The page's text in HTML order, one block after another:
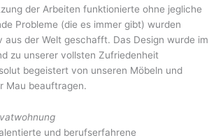
der Arbeiten funktionierte ohne jegliche
Probleme (die es immer gibt) wurden
aus der Welt geschafft. Das Design wurde im
zu unserer vollsten Zufriedenheit
begeistert von unseren Möbeln und
Mau beauftragen.
und berufserfahrene